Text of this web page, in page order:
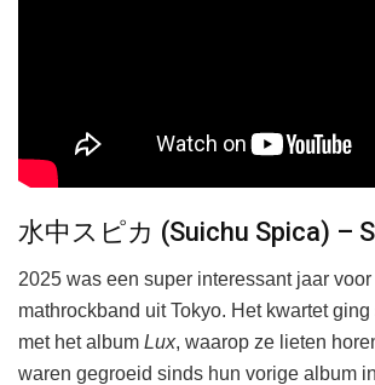
水中スピカ (Suichu Spica) –
2025 was een super interessant jaar voor
mathrockband uit Tokyo. Het kwartet
met het album Lux, waarop ze lieten
waren gegroeid sinds hun vorige album